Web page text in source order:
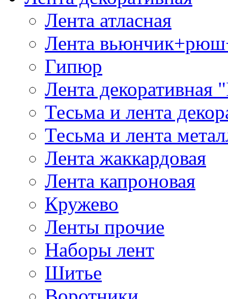
Лента атласная
Лента
Гипюр
Лента декоративная
Тесьма и лента
Тесьма и лента
Лента жаккардовая
Лента капроновая
Кружево
Ленты прочие
Наборы лент
Шитье